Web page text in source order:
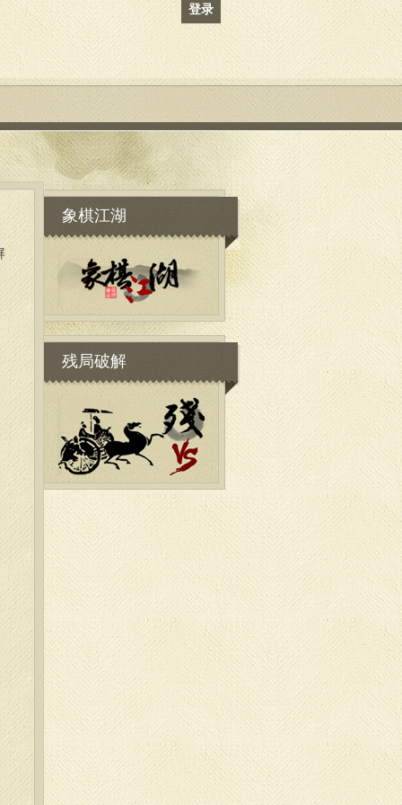
登录
象棋江湖
残局破解